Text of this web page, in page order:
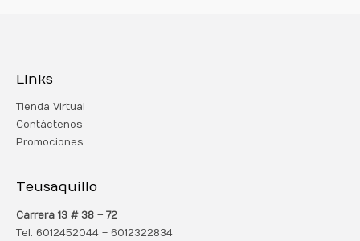
Links
Tienda Virtual
Contáctenos
Promociones
Teusaquillo
Carrera 13 # 38 – 72
Tel: 6012452044 – 6012322834